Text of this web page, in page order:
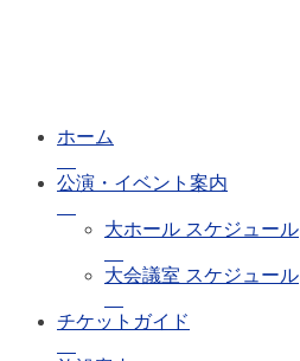
ホーム
公演・イベント案内
大ホール スケジュール
大会議室 スケジュール
チケットガイド